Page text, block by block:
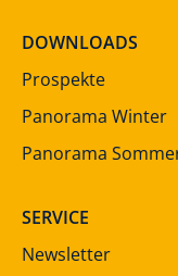
DOWNLOADS
Prospekte
Panorama Winter
Panorama
SERVICE
Newsletter